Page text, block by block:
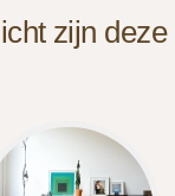
zijn deze